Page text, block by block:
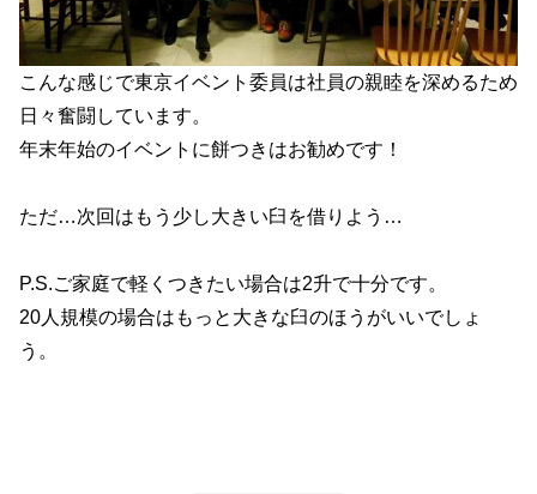
こんな感じで東京イベント委員は社員の親睦を深めるため
日々奮闘しています。
年末年始のイベントに餅つきはお勧めです！
ただ…次回はもう少し大きい臼を借りよう…
P.S.ご家庭で軽くつきたい場合は2升で十分です。
20人規模の場合はもっと大きな臼のほうがいいでしょ
う。